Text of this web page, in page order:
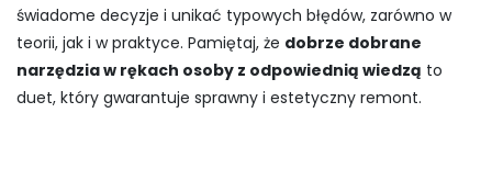
świadome decyzje i unikać typowych błędów, zarówno w
teorii, jak i w praktyce. Pamiętaj, że dobrze dobrane
narzędzia w rękach osoby z odpowiednią wiedzą to
duet, który gwarantuje sprawny i estetyczny remont.